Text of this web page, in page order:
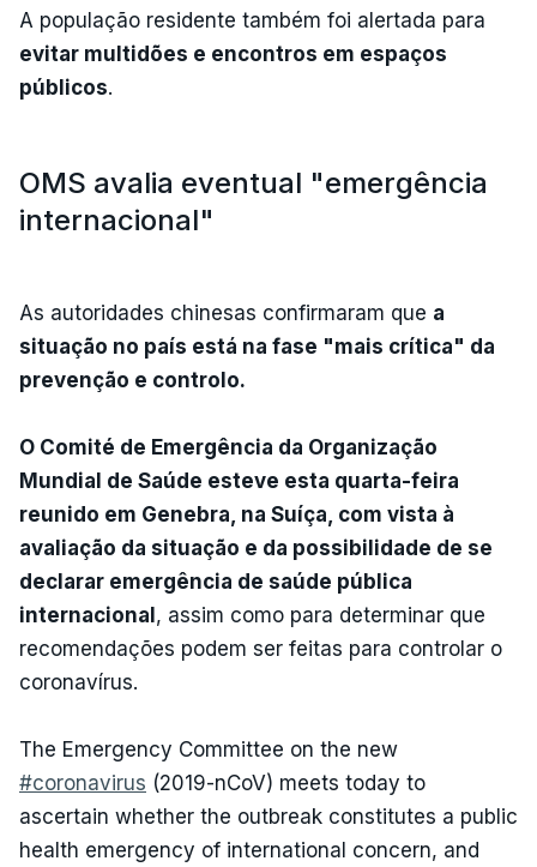
A população residente também foi alertada para
evitar multidões e encontros em espaços
públicos.
OMS avalia eventual "emergência
internacional"
As autoridades chinesas confirmaram que a
situação no país está na fase "mais crítica" da
prevenção e controlo.
O Comité de Emergência da Organização
Mundial de Saúde esteve esta quarta-feira
reunido em Genebra, na Suíça, com vista à
avaliação da situação e da possibilidade de se
declarar emergência de saúde pública
internacional, assim como para determinar que
recomendações podem ser feitas para controlar o
coronavírus.
The Emergency Committee on the new
#coronavirus (2019-nCoV) meets today to
ascertain whether the outbreak constitutes a public
health emergency of international concern, and